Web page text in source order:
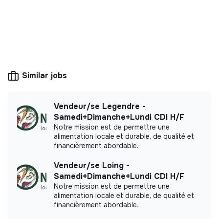
More information
Website
Company
Between 15 and 50
Ecology
Impact study
Similar jobs
Vendeur/se Legendre -
Samedi+Dimanche+Lundi CDI H/F
Notre mission est de permettre une
alimentation locale et durable, de qualité et
financièrement abordable.
Vendeur/se Loing -
Samedi+Dimanche+Lundi CDI H/F
Notre mission est de permettre une
alimentation locale et durable, de qualité et
financièrement abordable.